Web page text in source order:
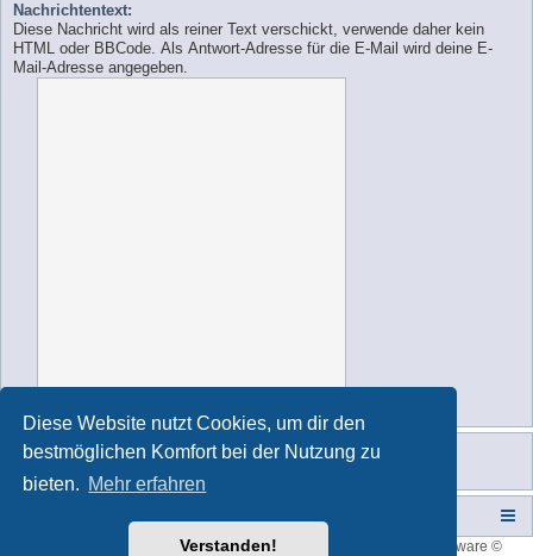
Diese Website nutzt Cookies, um dir den
bestmöglichen Komfort bei der Nutzung zu
bieten. Mehr erfahren
Verstanden!
Nachrichtentext:
Diese Nachricht wird als reiner Text verschickt, verwende daher kein
HTML oder BBCode. Als Antwort-Adresse für die E-Mail wird deine E-
Mail-Adresse angegeben.
forum tricolor,Powered by
® Forum Software ©